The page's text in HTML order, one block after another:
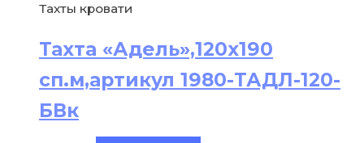
Тахты кровати
Тахта «Адель»,120х190
сп.м,артикул 1980-ТАДЛ-120-
БВк